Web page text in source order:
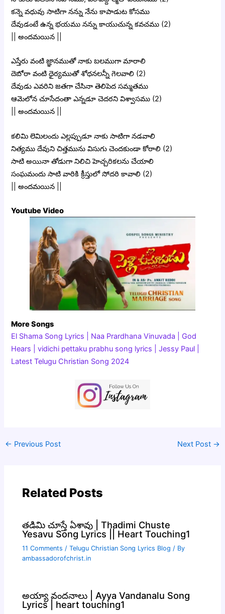
కన్నె వధువు సాటిగా నన్ను నేను కాపాడుట కోసము
దేవుడంటే ఉన్న భయము నన్ను కాయుచున్న కవచము (2)
|| అందమయిన ||
ఎస్తేరు వంటి జ్ఞానముతో నాకు బలముగా మారాలి
దెబోరా వంటి ధైర్యముతో శోధనలన్నీ గెలవాలి (2)
దేవుడు ఎవరిని జతగా చేసినా తెలిపెద సమ్మతము
ఆమెలోన చూసేదంతా ఎన్నడూ చెదరని విశ్వాసము (2)
|| అందమయిన ||
కలిమి లెమిలందు ఎల్లప్పుడూ నాకు సాటిగా నడవాలి
నిత్యము దేవుని చిత్తమును విసుగు చెందకుండా కోరాలి (2)
సాటి అయినా తోడుగా నిలిచి హెచ్చరికలను చేయాలి
సంఘమందు సాటి వారికి క్రీస్తులో సోదరి కావాలి (2)
|| అందమయిన ||
Youtube Video
More Songs
El Shama Song Lyrics | Naa Prardhana Vinuvada | God
Hears | vidichi pettaku prabhu song lyrics | Jessy Paul |
Latest Telugu Christian Song 2024
← Previous Post Next Post →
Related Posts
తడిమి చూస్తే ఏశావు | Thadimi Chuste
Yesavu Song Lyrics || Heart Touching1
11 Comments /Telugu Christian Song Lyrics Blog / By
ambassadorofchrist.in
అయ్యా వందనాలు | Ayya Vandanalu Song
Lyrics | heart touching1